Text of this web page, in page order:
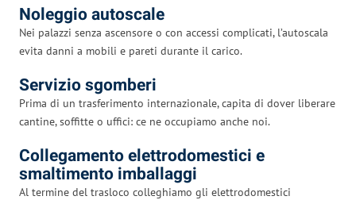
Noleggio autoscale
Nei palazzi senza ascensore o con accessi complicati, l’autoscala
evita danni a mobili e pareti durante il carico.
Servizio sgomberi
Prima di un trasferimento internazionale, capita di dover liberare
cantine, soffitte o uffici: ce ne occupiamo anche noi.
Collegamento elettrodomestici e
smaltimento imballaggi
Al termine del trasloco colleghiamo gli elettrodomestici